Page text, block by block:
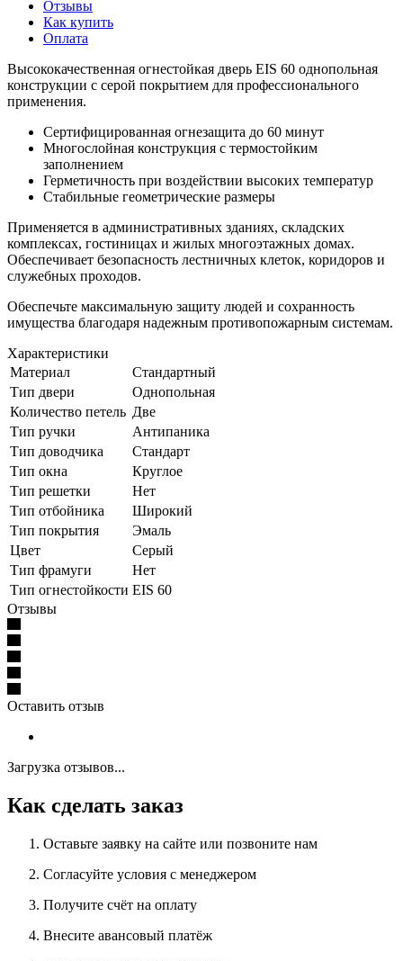
Отзывы
Как купить
Оплата
Высококачественная огнестойкая дверь EIS 60 однопольная
конструкции с серой покрытием для профессионального
применения.
Сертифицированная огнезащита до 60 минут
Многослойная конструкция с термостойким
заполнением
Герметичность при воздействии высоких температур
Стабильные геометрические размеры
Применяется в административных зданиях, складских
комплексах, гостиницах и жилых многоэтажных домах.
Обеспечивает безопасность лестничных клеток, коридоров и
служебных проходов.
Обеспечьте максимальную защиту людей и сохранность
имущества благодаря надежным противопожарным системам.
Характеристики
Материал
Стандартный
Тип двери
Однопольная
Количество петель Две
Тип ручки
Антипаника
Тип доводчика
Стандарт
Тип окна
Круглое
Тип решетки
Нет
Тип отбойника
Широкий
Тип покрытия
Эмаль
Цвет
Серый
Тип фрамуги
Нет
Тип огнестойкости EIS 60
Отзывы
Оставить отзыв
Загрузка отзывов...
Как сделать заказ
Оставьте заявку на сайте или позвоните нам
Согласуйте условия с менеджером
Получите счёт на оплату
Внесите авансовый платёж